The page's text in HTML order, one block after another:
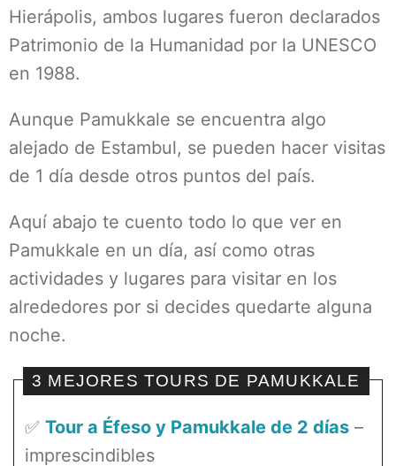
Hierápolis, ambos lugares fueron declarados
Patrimonio de la Humanidad por la UNESCO
en 1988.
Aunque Pamukkale se encuentra algo
alejado de Estambul, se pueden hacer visitas
de 1 día desde otros puntos del país.
Aquí abajo te cuento todo lo que ver en
Pamukkale en un día, así como otras
actividades y lugares para visitar en los
alrededores por si decides quedarte alguna
noche.
3 MEJORES TOURS DE PAMUKKALE
✅ Tour a Éfeso y Pamukkale de 2 días –
imprescindibles